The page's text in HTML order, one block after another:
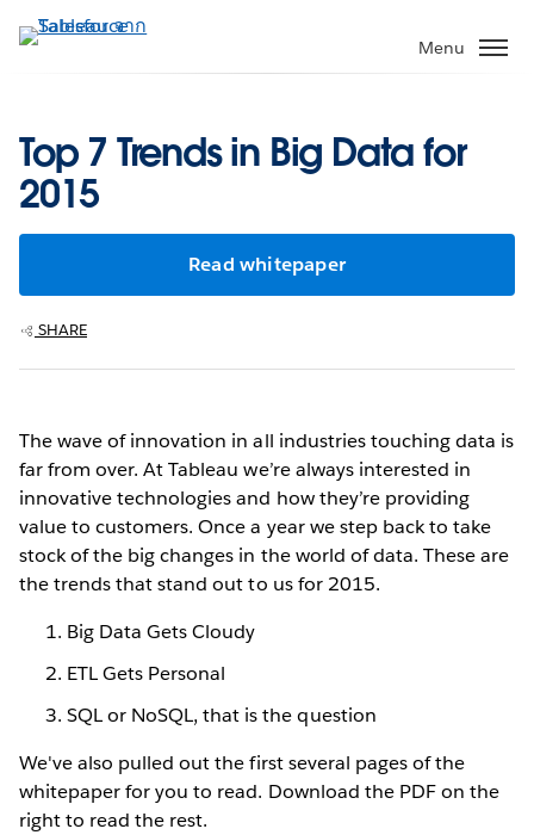
ไป
Menu
Top 7 Trends in Big Data for
2015
Read whitepaper
SHARE
The wave of innovation in all industries touching data is
far from over. At Tableau we’re always interested in
innovative technologies and how they’re providing
value to customers. Once a year we step back to take
stock of the big changes in the world of data. These are
the trends that stand out to us for 2015.
Big Data Gets Cloudy
ETL Gets Personal
SQL or NoSQL, that is the question
We've also pulled out the first several pages of the
whitepaper for you to read. Download the PDF on the
right to read the rest.